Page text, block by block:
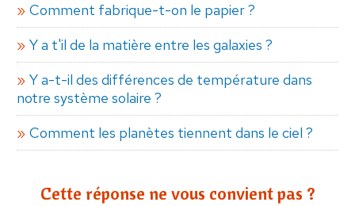
Comment fabrique-t-on le papier ?
Y a t'il de la matière entre les galaxies ?
Y a-t-il des différences de température dans
notre système solaire ?
Comment les planètes tiennent dans le ciel ?
Cette réponse ne vous convient pas ?